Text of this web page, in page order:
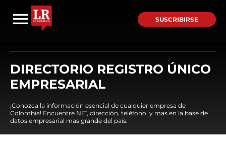
SUSCRIBIRSE
DIRECTORIO REGISTRO ÚNICO
EMPRESARIAL
¡Conozca la información esencial de cualquier empresa de
Colombia! Encuentre NIT, dirección, teléfono, y mas en la base de
datos empresarial mas grande del país.